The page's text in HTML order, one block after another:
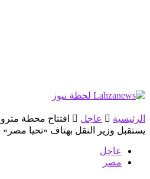
الرئيسية عاجل
افتتاح محطة
يستقبل وزير النقل بهتاف «تحيا مصر»
عاجل
مصر